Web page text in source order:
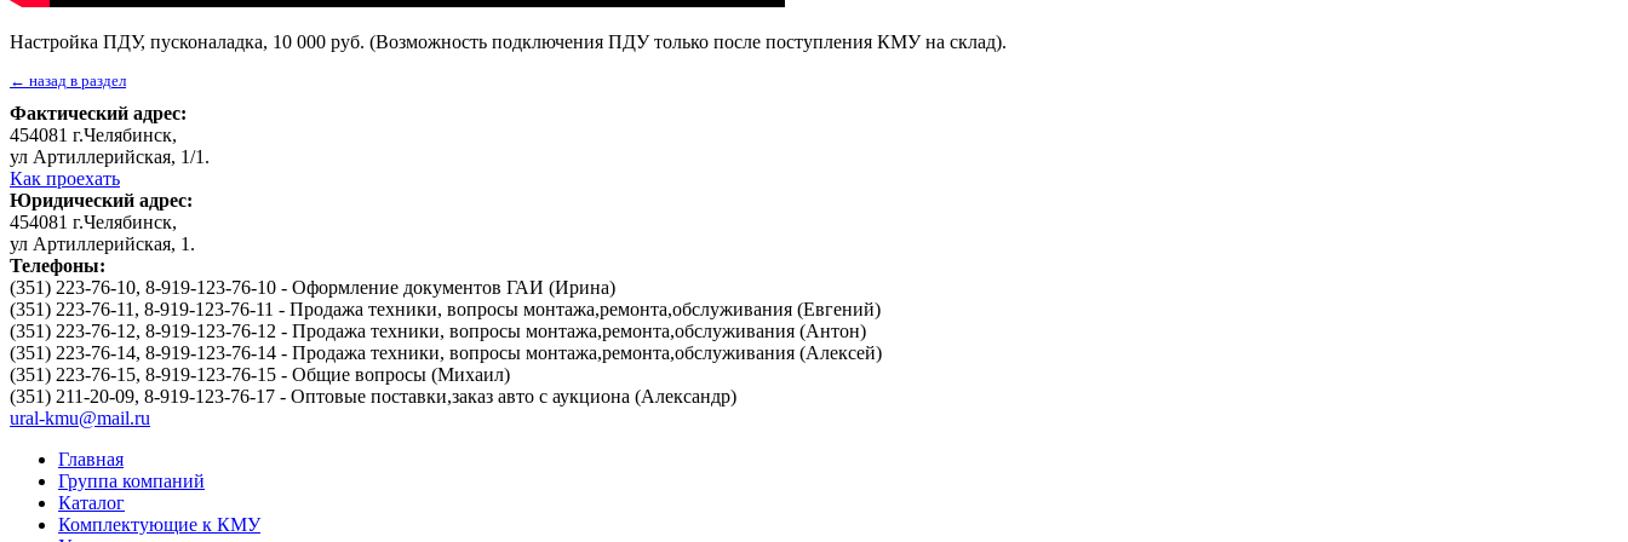
Настройка ПДУ, пусконаладка, 10 000 руб. (Возможность подключения ПДУ только после поступления КМУ на склад).
← назад в раздел
Фактический адрес:
454081 г.Челябинск,
ул Артиллерийская, 1/1 .
Как проехать
Юридический адрес:
454081 г.Челябинск,
ул Артиллерийская, 1 .
Телефоны:
(351) 223-76-10, 8-919-123-76-10 - Оформление документов ГАИ (Ирина)
(351) 223-76-11, 8-919-123-76-11 - Продажа техники, вопросы монтажа,ремонта,обслуживания (Евгений)
(351) 223-76-12, 8-919-123-76-12 - Продажа техники, вопросы монтажа,ремонта,обслуживания (Антон)
(351) 223-76-14, 8-919-123-76-14 - Продажа техники, вопросы монтажа,ремонта,обслуживания (Алексей)
(351) 223-76-15, 8-919-123-76-15 - Общие вопросы (Михаил)
(351) 211-20-09, 8-919-123-76-17 - Оптовые поставки,заказ авто с аукциона (Александр)
ural-kmu@mail.ru
Главная
Группа компаний
Каталог
Комплектующие к КМУ